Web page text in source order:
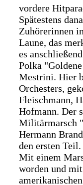
vordere
Spätestens
Zuhörerinnen
Laune, das
es
Polka
Mestrini. Hier
Orchesters,
Fleischmann,
Hofmann. Der
Militärmarsch
Hermann
den ersten Teil.
Mit einem
worden und